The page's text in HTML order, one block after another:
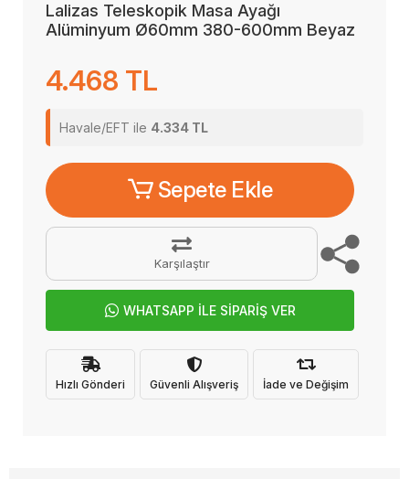
Lalizas Teleskopik Masa Ayağı
Alüminyum Ø60mm 380-600mm Beyaz
4.468 TL
Havale/EFT ile 4.334 TL
Sepete Ekle
Karşılaştır
WHATSAPP İLE SİPARİŞ VER
Hızlı Gönderi Güvenli Alışveriş İade ve Değişim